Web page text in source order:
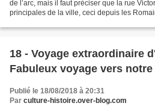
de l’arc, mais il faut préciser que la rue
principales de la ville, ceci depuis les
18 - Voyage extraordinaire
Fabuleux voyage vers
Publié le 18/08/2018 à 20:31
Par culture-histoire.over-blog.com